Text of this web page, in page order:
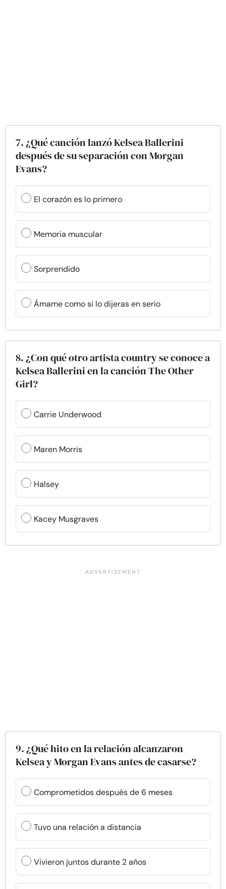
7. ¿Qué canción lanzó Kelsea Ballerini
después de su separación con Morgan
Evans?
El corazón es lo primero
Memoria muscular
Sorprendido
Ámame como si lo dijeras en serio
8. ¿Con qué otro artista country se conoce a
Kelsea Ballerini en la canción The Other
Girl?
Carrie Underwood
Maren Morris
Halsey
Kacey Musgraves
9. ¿Qué hito en la relación alcanzaron
Kelsea y Morgan Evans antes de casarse?
Comprometidos después de 6 meses
Tuvo una relación a distancia
Vivieron juntos durante 2 años